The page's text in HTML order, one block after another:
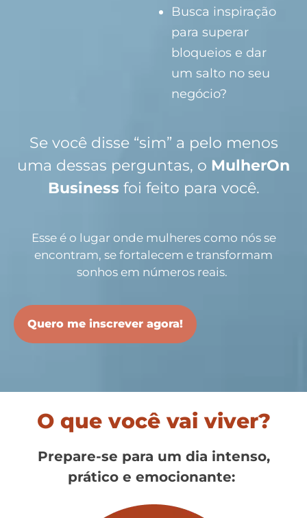
Busca inspiração
para superar
bloqueios e dar
um salto no seu
negócio?
Se você disse “sim” a pelo menos
uma dessas perguntas, o MulherOn
Business foi feito para você.
Esse é o lugar onde mulheres como nós se
encontram, se fortalecem e transformam
sonhos em números reais.
Quero me inscrever agora!
O que você vai viver?
Prepare-se para um dia intenso,
prático e emocionante: